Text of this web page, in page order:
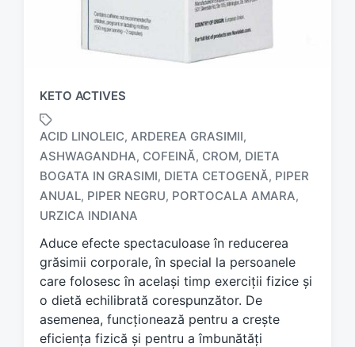
KETO ACTIVES
T
a
g
e
d
w
h
ACID LINOLEIC, ARDEREA GRASIMII,
ASHWAGANDHA, COFEINĂ, CROM, DIETA
BOGATA IN GRASIMI, DIETA CETOGENĂ, PIPER
ANUAL, PIPER NEGRU, PORTOCALA AMARA,
URZICA INDIANA
Aduce efecte spectaculoase în reducerea
grăsimii corporale, în special la persoanele
care folosesc în același timp exerciții fizice și
o dietă echilibrată corespunzător. De
asemenea, funcționează pentru a crește
eficiența fizică și pentru a îmbunătăți